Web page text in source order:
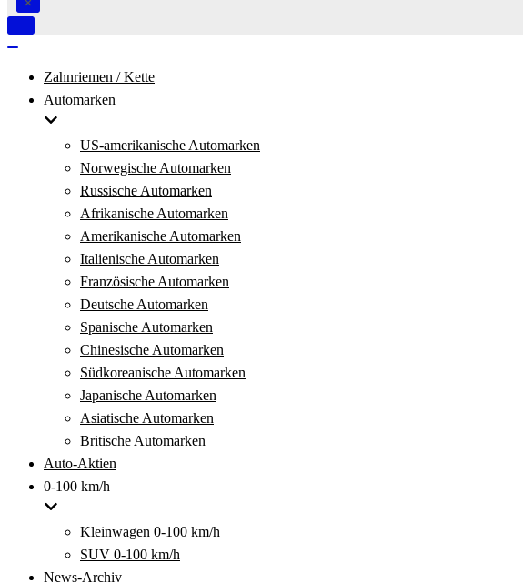
Navigation
Zahnriemen / Kette
Automarken
US-amerikanische Automarken
Norwegische Automarken
Russische Automarken
Afrikanische Automarken
Amerikanische Automarken
Italienische Automarken
Französische Automarken
Deutsche Automarken
Spanische Automarken
Chinesische Automarken
Südkoreanische Automarken
Japanische Automarken
Asiatische Automarken
Britische Automarken
Auto-Aktien
0-100 km/h
Kleinwagen 0-100 km/h
SUV 0-100 km/h
News-Archiv